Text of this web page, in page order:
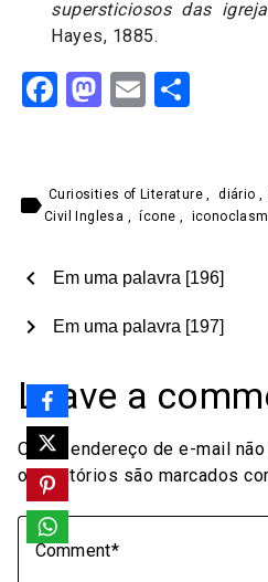
supersticiosos das
Hayes, 1885.
Facebook
Mastodon
Email
label Curiosities of Literature, diário,
Civil Inglesa , ícone ,
chevron_left Em uma palavra [196]
Em uma palavra [197]
chevron_right
Leave a
O seu endereço de e-mail
obrigatórios são marcados
Comment